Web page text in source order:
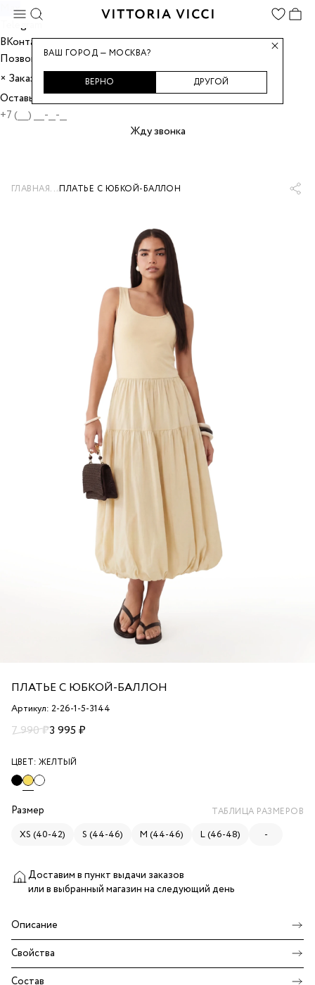
Max
Telegram
ВКонтакте
Позвонить
× Заказать звонок
Оставьте номер, и мы перезвоним вам.
Жду звонка
ГЛАВНАЯ...ПЛАТЬЕ С ЮБКОЙ-БАЛЛОН
ПЛАТЬЕ С ЮБКОЙ-БАЛЛОН
Артикул: 2-26-1-5-3144
7 990 ₽3 995 ₽
ЦВЕТ: ЖЕЛТЫЙ
Размер ТАБЛИЦА РАЗМЕРОВ
XS (40-42) S (44-46) M (44-46) L (46-48) -
Доставим в пункт выдачи заказов
или в выбранный магазин на следующий день
Описание
Свойства
Состав
ВАШ ГОРОД — МОСКВА?
ВЕРНО ДРУГОЙ